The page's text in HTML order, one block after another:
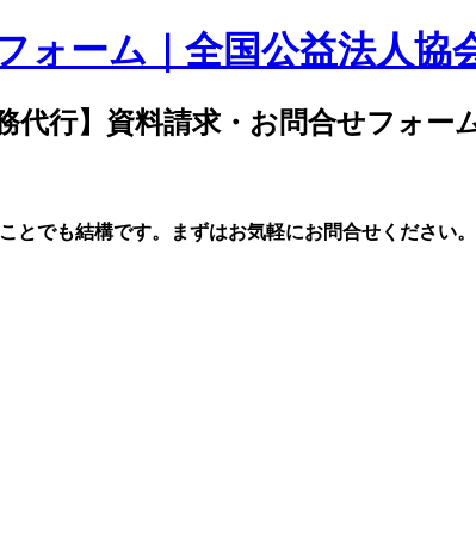
ォーム｜全国公益法人協
代行】資料請求・お問合せフォー
とでも結構です。まずはお気軽にお問合せください。